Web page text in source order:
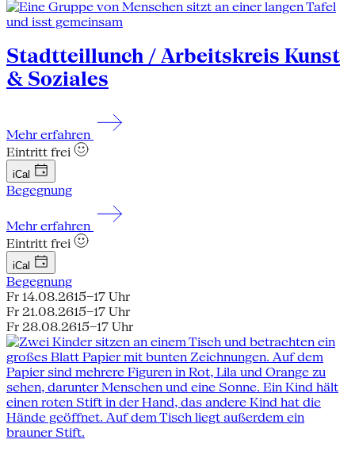
Stadtteillunch / Arbeitskreis Kunst
& Soziales
Mehr erfahren
Eintritt frei
iCal
Begegnung
Mehr erfahren
Eintritt frei
iCal
Begegnung
Fr 14.08.2615–17 Uhr
Fr 21.08.2615–17 Uhr
Fr 28.08.2615–17 Uhr